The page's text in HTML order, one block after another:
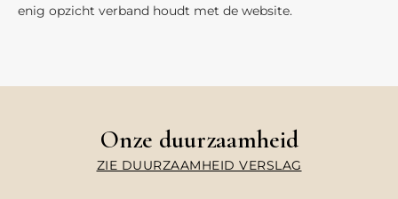
enig opzicht verband houdt met de website.
Onze duurzaamheid
ZIE DUURZAAMHEID VERSLAG